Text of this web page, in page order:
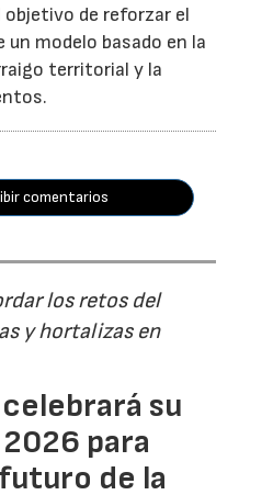
de reforzar el
modelo basado en la
territorial y la
comentarios
los retos del
y hortalizas en
celebrará su
para
de la